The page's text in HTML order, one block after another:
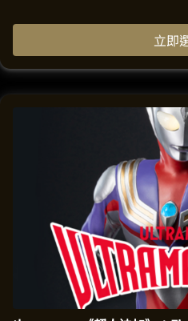
立即